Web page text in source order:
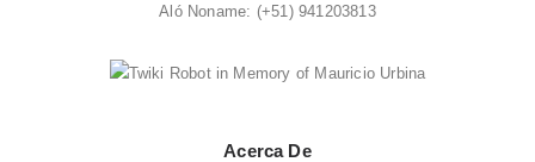
Aló Noname: (+51) 941203813
Acerca De